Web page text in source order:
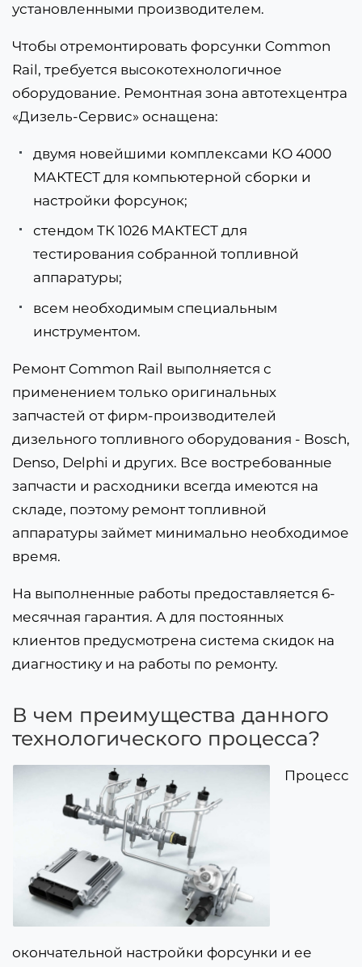
установленными производителем.
Чтобы отремонтировать форсунки Common
Rail, требуется высокотехнологичное
оборудование. Ремонтная зона автотехцентра
«Дизель-Сервис» оснащена:
двумя новейшими комплексами КО 4000
МАКТЕСТ для компьютерной сборки и
настройки форсунок;
стендом ТК 1026 МАКТЕСТ для
тестирования собранной топливной
аппаратуры;
всем необходимым специальным
инструментом.
Ремонт Common Rail выполняется с
применением только оригинальных
запчастей от фирм-производителей
дизельного топливного оборудования - Bosch,
Denso, Delphi и других. Все востребованные
запчасти и расходники всегда имеются на
складе, поэтому ремонт топливной
аппаратуры займет минимально необходимое
время.
На выполненные работы предоставляется 6-
месячная гарантия. А для постоянных
клиентов предусмотрена система скидок на
диагностику и на работы по ремонту.
В чем преимущества данного
технологического процесса?
Процесс
окончательной настройки форсунки и ее